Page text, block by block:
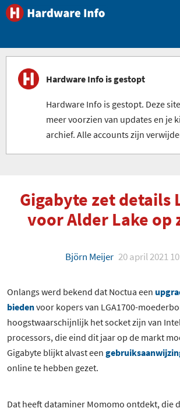
Hardware Info is gestopt
Hardware Info is gestopt. Deze
meer voorzien van updates en je
archief. Alle accounts zijn
Gigabyte zet details
voor Alder Lake op
Björn Meijer 20 april 2021
Onlangs werd bekend dat Noctua een
biedenvoor kopers van LGA1700-
hoogstwaarschijnlijk het socket zijn van
processors, die eind dit jaar op de markt
Gigabyte blijkt alvast een
online te hebben gezet.
Dat heeft dataminer Momomo ontdekt, die